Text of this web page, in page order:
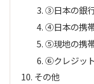
③日本の銀
④日本の携
⑤現地の携
⑥クレジッ
その他